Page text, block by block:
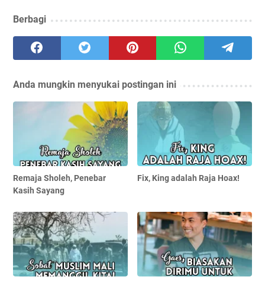
Berbagi
Anda mungkin menyukai postingan ini
Remaja Sholeh, Penebar
Kasih Sayang
Fix, King adalah Raja Hoax!